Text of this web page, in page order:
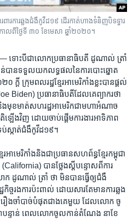
ារការឆ្លងជំងឺកូវីដ១៩ ដើរកាត់ហាងទំនិញបិទទ្វារ
ាលពីថ្ងៃទី ៣០ ខែមេសា ឆ្នាំ២០២០។
— ទោះបី​ជា​លោក​ប្រធានាធិបតី ​ដូណាល់ ត្រាំ​
បាន​ទទួល​យក​លទ្ធផល​នៃ​ការ​បោះឆ្នោត​
០ ​ក្តី​ ក្រុម​ពលរដ្ឋ​ខ្មែរ​អាមេរិកាំង​ខ្លះ​បាន​ផ្តល់​
Biden)​ ប្រធានាធិបតី​ដែល​គេ​ព្យាករ​ថា​
ច​និង​មុខមាត់​សហ​រដ្ឋ​អាមេរិក​ជា​មហា​អំណាច​
ើង​វិញ​ ដោយ​ចាប់​ផ្តើម​ការងារ​អាទិភាព​
ស្កាត់​ជំងឺ​កូវីដ១៩។​
អាមេរិកាំង​និង​ជា​ប្រធាន​សហព័ន្ធ​ខ្មែរ​កម្ពុជា​
(California)​ បាន​ថ្លែង​ស្តី​បន្ទោស​ពីការ​
ដូណាល់ ត្រាំ​ ថា ​មិន​បាន​ធ្វើ​ឲ្យ​ជំងឺ​
ច្ច​រងការ​ប៉ះពាល់​ ដោយសារ​តែ​មាន​ការ​ឆ្លង​
រឿងចាំ​បាច់​បំផុត​ជាង​គេ​មួយ ​ដែល​លោក ​ចូ
បន្ទាន់​ ពេល​លោក​ចូល​កាន់​តំណែង ​នា​ខែ​